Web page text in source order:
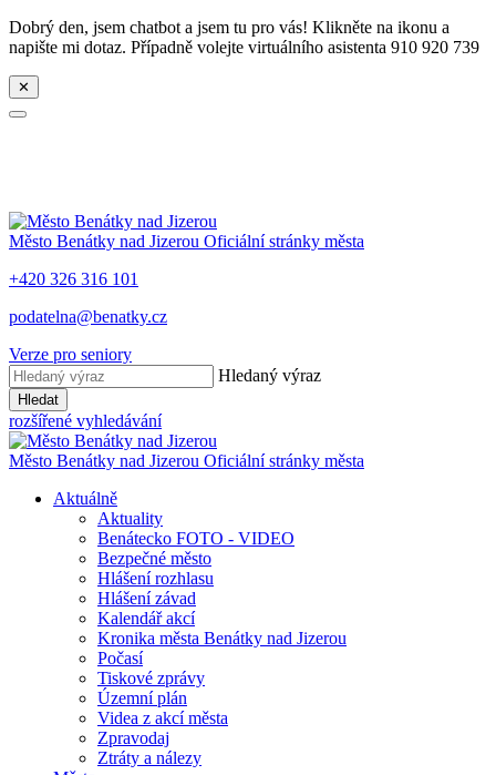
Dobrý den, jsem chatbot a jsem tu pro vás! Klikněte na ikonu a
napište mi dotaz. Případně volejte virtuálního asistenta 910 920 739
✕
Město Benátky nad Jizerou Oficiální stránky města
+420 326 316 101
podatelna@benatky.cz
Verze pro seniory
Hledaný výraz
Hledat
rozšířené vyhledávání
Město Benátky nad Jizerou Oficiální stránky města
Aktuálně
Aktuality
Benátecko FOTO - VIDEO
Bezpečné město
Hlášení rozhlasu
Hlášení závad
Kalendář akcí
Kronika města Benátky nad Jizerou
Počasí
Tiskové zprávy
Územní plán
Videa z akcí města
Zpravodaj
Ztráty a nálezy